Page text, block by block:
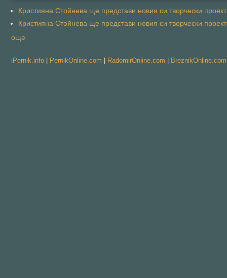
Кристияна Стойнева ще представи новия си творчески
Кристияна Стойнева ще представи новия си творчески
още
iPernik.info | PernikOnline.com | RadomirOnline.com | BreznikOnline.com